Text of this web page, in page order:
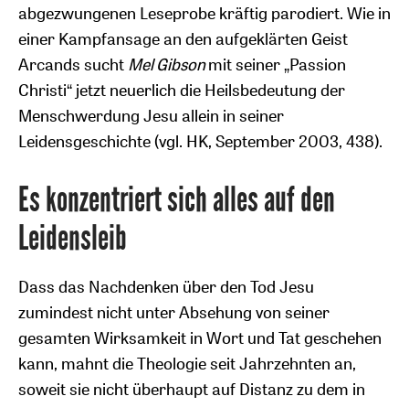
abgezwungenen Leseprobe kräftig parodiert. Wie in
einer Kampfansage an den aufgeklärten Geist
Arcands sucht Mel Gibsonmit seiner „Passion
Christi“ jetzt neuerlich die Heilsbedeutung der
Menschwerdung Jesu allein in seiner
Leidensgeschichte (vgl. HK, September 2003, 438).
Es konzentriert sich alles auf den
Leidensleib
Dass das Nachdenken über den Tod Jesu
zumindest nicht unter Absehung von seiner
gesamten Wirksamkeit in Wort und Tat geschehen
kann, mahnt die Theologie seit Jahrzehnten an,
soweit sie nicht überhaupt auf Distanz zu dem in